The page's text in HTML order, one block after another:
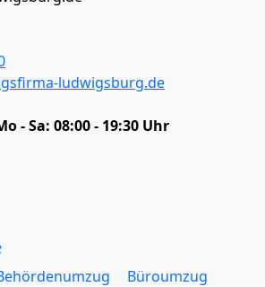
ludwigsburg.de
- Sa: 08:00 - 19:30 Uhr
Büroumzug